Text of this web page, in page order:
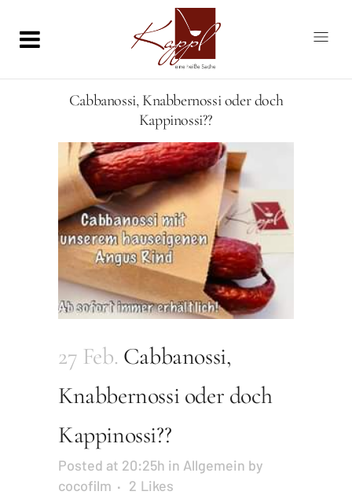
Cabbanossi, Knabbernossi oder doch
Kappinossi??
27 Feb. Cabbanossi,
Knabbernossi oder doch
Kappinossi??
Posted at 20:25h in Allgemein by
cocofilm
2 Likes